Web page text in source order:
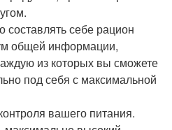
составлять себе рацион
общей информации,
из которых вы сможете
под себя с максимальной
вашего питания.